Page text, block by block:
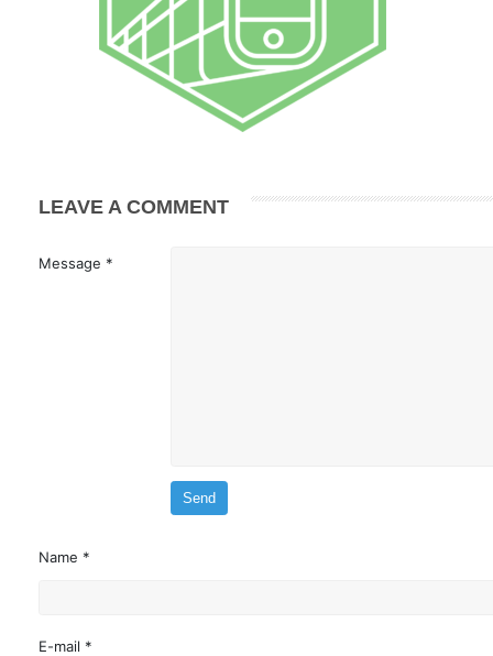
LEAVE A COMMENT
Message *
Name *
E-mail *